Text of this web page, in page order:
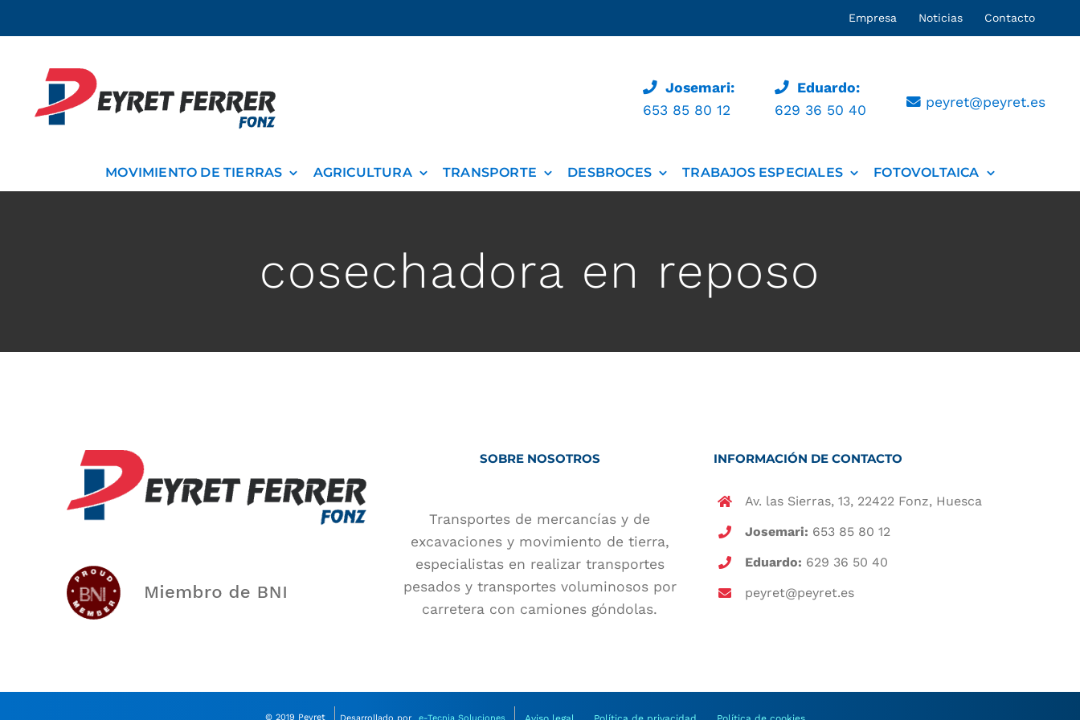
al
Empresa Noticias Contacto
Josemari:
653 85 80 12
Eduardo:
629 36 50 40
peyret@peyret.es
MOVIMIENTO DE TIERRAS AGRICULTURA TRANSPORTE DESBROCES TRABAJOS ESPECIALES FOTOVOLTAICA
cosechadora en reposo
SOBRE NOSOTROS
Transportes de mercancías y de
excavaciones y movimiento de tierra,
especialistas en realizar transportes
pesados y transportes voluminosos por
carretera con camiones góndolas.
INFORMACIÓN DE CONTACTO
Av. las Sierras, 13, 22422 Fonz, Huesca
Josemari: 653 85 80 12
Eduardo: 629 36 50 40
peyret@peyret.es
© 2019 Peyret